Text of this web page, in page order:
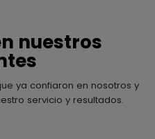
nuestros
ya confiaron en nosotros y
servicio y resultados.